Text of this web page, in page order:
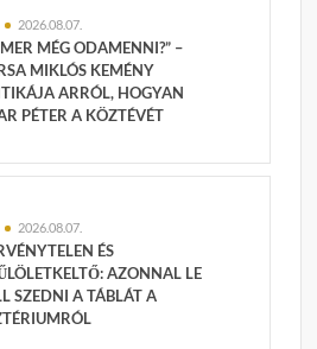
2026.08.07.
MÉG ODAMENNI?” –
MIKLÓS KEMÉNY
ARRÓL, HOGYAN
PÉTER A KÖZTÉVÉT
2026.08.07.
ÉS
AZONNAL LE
SZEDNI A TÁBLÁT A